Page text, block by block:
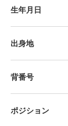
生年月日
出身地
背番号
ポジション